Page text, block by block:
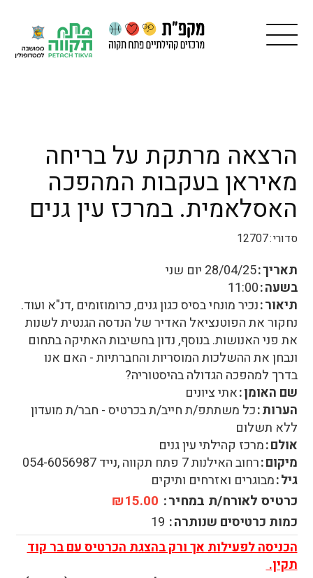
הרצאה מרתקת על בריחה
מאיראן בעקבות המהפכה
האסלאמית. במרכז עין גנים
סדורי 12707
תאריך 28/04/25 יום שני
בשעה 11:00
תיאור נכיר מונחי בסיס כגון גנים, כרומוזומים ,דנ"א ועוד.
נחקור את הפוטנציאל האדיר של הנדסה הגנטית לשנות
את פני האנושות. בנוסף, נדון בחשיבות האתיקה בתחום
ונבחן את ההשלכות המוסריות והחברתיות - האם אנו
בדרך למהפכה הגדולה בהיסטוריה?
שם האומן אתי ציונים
הערות כל משתתפ/ת חייב/ת בכרטיס - חבר/ת מועדון
ללא תשלום
אולם מרכז קהילתי עין גנים
מיקום רחוב האילנות 7 פתח תקווה ,נייד 054-6056987
גיל מבוגרים ואזרחים ותיקים
כרטיס לאורח/ת במחיר
כמות כרטיסים שנותרה 19
הכניסה לפעילות אך ורק בהצגת הכרטיס עם בר קוד
תקין.